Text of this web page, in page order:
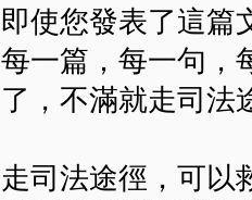
即使您發表了這篇
每一篇，每一句，
了，不滿就走司法
走司法途徑，可以